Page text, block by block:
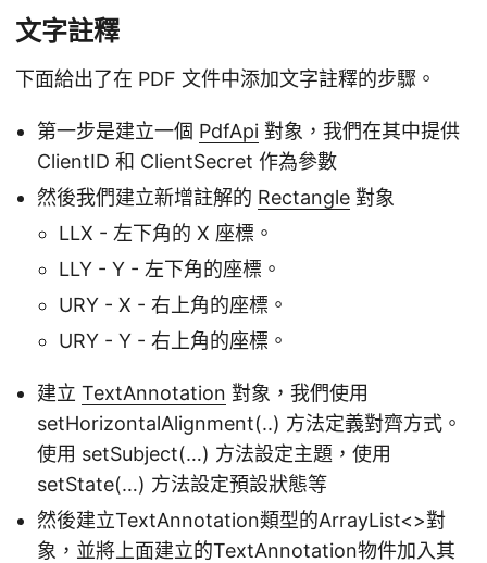
文字註釋
下面給出了在 PDF 文件中添加文字註釋的步驟。
第一步是建立一個 PdfApi 對象，我們在其中提供
ClientID 和 ClientSecret 作為參數
然後我們建立新增註解的 Rectangle 對象
LLX - 左下角的 X 座標。
LLY - Y - 左下角的座標。
URY - X - 右上角的座標。
URY - Y - 右上角的座標。
建立 TextAnnotation 對象，我們使用
setHorizontalAlignment(..) 方法定義對齊方式。
使用 setSubject(…) 方法設定主題，使用
setState(…) 方法設定預設狀態等
然後建立TextAnnotation類型的ArrayList<>對
象，並將上面建立的TextAnnotation物件加入其